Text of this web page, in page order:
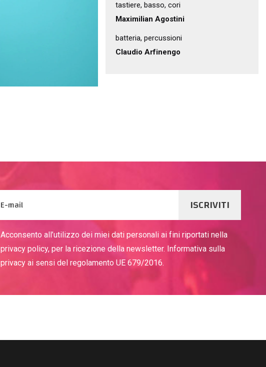
tastiere, basso, cori
Maximilian Agostini
batteria, percussioni
Claudio Arfinengo
ISCRIVITI
Acconsento all’utilizzo dei miei dati personali ai fini riportati nella
privacy policy, per la ricezione della newsletter. Informativa sulla
privacy ai sensi del regolamento UE 679/2016.